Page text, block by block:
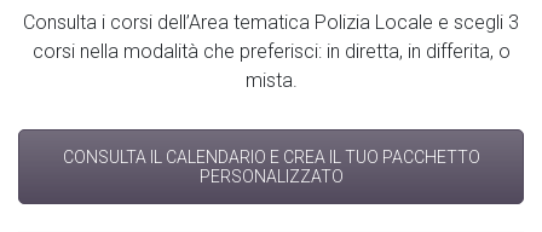
Consulta i corsi dell’Area tematica Polizia Locale e scegli 3
corsi nella modalità che preferisci: in diretta, in differita, o
mista.
CONSULTA IL CALENDARIO E CREA IL TUO PACCHETTO
PERSONALIZZATO